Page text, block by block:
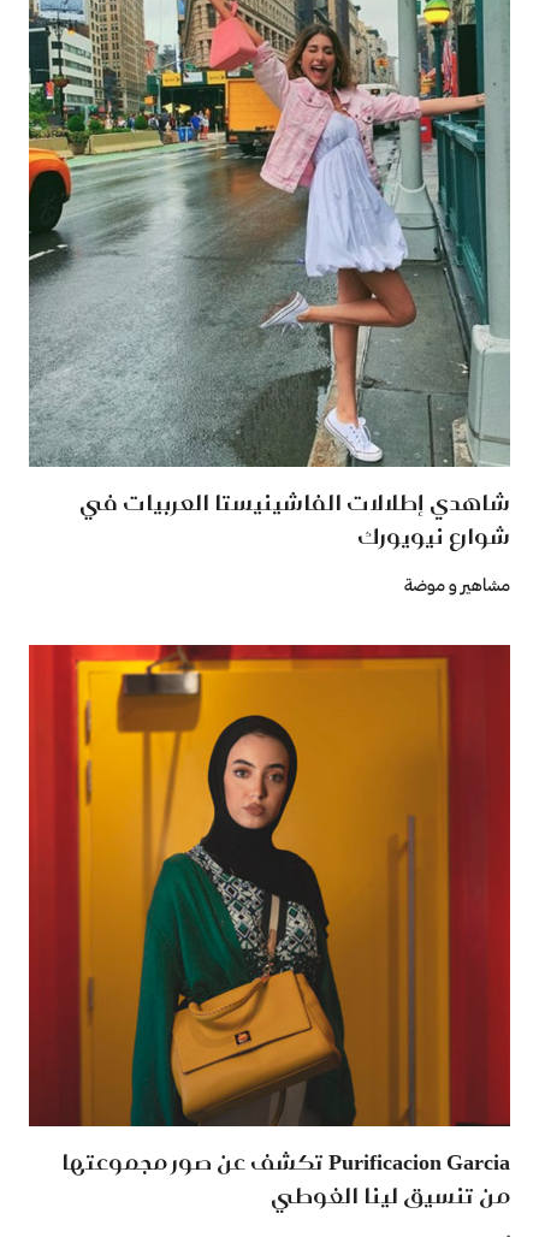
شاهدي إطلالات الفاشينيستا العربيات في
شوارع نيويورك
مشاهير و موضة
Purificacion Garcia تكشف عن صور مجموعتها
من تنسيق لينا الغوطي